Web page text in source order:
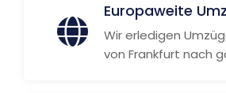
Europaweite
Wir erledigen
von Frankfurt nach